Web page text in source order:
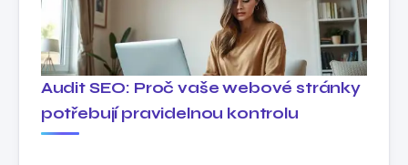
Audit SEO: Proč vaše webové stránky
potřebují pravidelnou kontrolu